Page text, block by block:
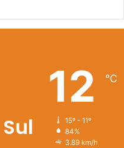
12 ℃
15º - 11º
84%
3.89 km/h